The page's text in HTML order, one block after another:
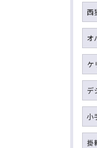
西
オ
ケ
デ
小
掛